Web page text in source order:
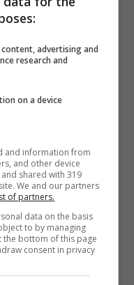
immatura
avanti una
diventata
è stata
sprezzanti
l’hanno
ad andare
ad accusarmi.
che ero il
advertising and
research and
on a device
and information from
and other device
shared with 319
We and our partners
of partners.
data on the basis
to by managing
the bottom of this page
consent in privacy